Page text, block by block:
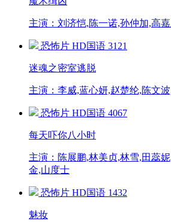
主演：刘济恺,陈一诺,孙仲加,高
恐怖片 HD国语 3121
迷魂之密室逃脱
主演：李威,蓝心妍,赵楚纶,陈文
恐怖片 HD国语 4067
每天吓你八小时
主演：陈展鹏,林美贞,林雪,田蕊
金,山度士
恐怖片 HD国语 1432
魅妆